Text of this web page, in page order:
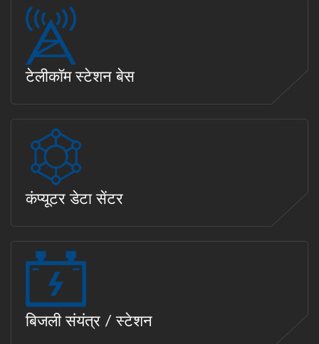
टेलीकॉम स्टेशन बेस
कंप्यूटर डेटा सेंटर
बिजली संयंत्र / स्टेशन